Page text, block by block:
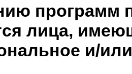
программ
лица,
и/